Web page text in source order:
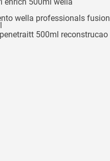
wella professionals fusion
500ml reconstrucao